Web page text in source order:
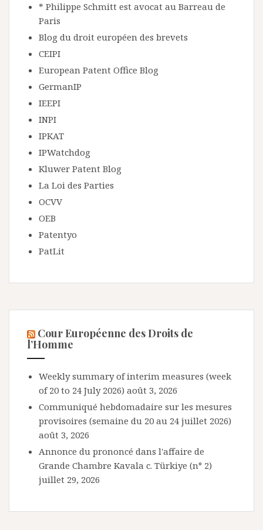
* Philippe Schmitt est avocat au Barreau de
Paris
Blog du droit européen des brevets
CEIPI
European Patent Office Blog
GermanIP
IEEPI
INPI
IPKAT
IPWatchdog
Kluwer Patent Blog
La Loi des Parties
OCVV
OEB
Patentyo
PatLit
Cour Européenne des Droits de
l’Homme
Weekly summary of interim measures (week
of 20 to 24 July 2026) août 3, 2026
Communiqué hebdomadaire sur les mesures
provisoires (semaine du 20 au 24 juillet 2026)
août 3, 2026
Annonce du prononcé dans l'affaire de
Grande Chambre Kavala c. Türkiye (n° 2)
juillet 29, 2026